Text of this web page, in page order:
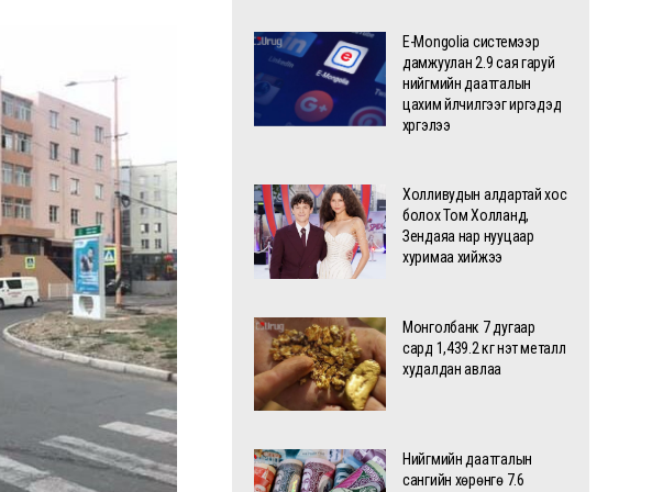
E-Mongolia системээр
дамжуулан 2.9 сая гаруй
нийгмийн даатгалын
цахим үйлчилгээг иргэдэд
хүргэлээ
Холливудын алдартай хос
болох Том Холланд,
Зендаяа нар нууцаар
хуримаа хийжээ
Монголбанк 7 дугаар
сард 1,439.2 кг үнэт металл
худалдан авлаа
Нийгмийн даатгалын
сангийн хөрөнгө 7.6